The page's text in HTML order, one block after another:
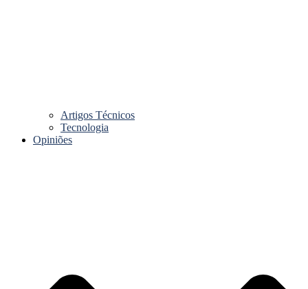
Artigos Técnicos
Tecnologia
Opiniões